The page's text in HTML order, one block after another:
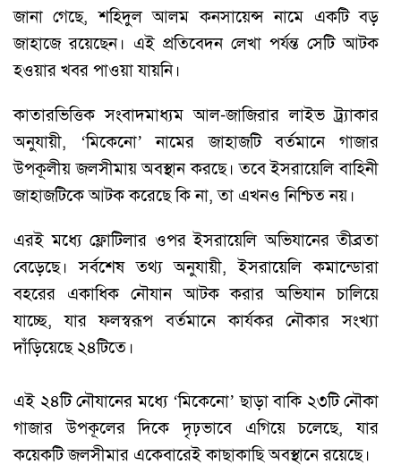
জানা গেছে, শহিদুল আলম কনসায়েন্স নামে একটি বড়
জাহাজে রয়েছেন। এই প্রতিবেদন লেখা পর্যন্ত সেটি আটক
হওয়ার খবর পাওয়া যায়নি।
কাতারভিত্তিক সংবাদমাধ্যম আল-জাজিরার লাইভ ট্র্যাকার
অনুযায়ী, ‘মিকেনো’ নামের জাহাজটি বর্তমানে গাজার
উপকূলীয় জলসীমায় অবস্থান করছে। তবে ইসরায়েলি বাহিনী
জাহাজটিকে আটক করেছে কি না, তা এখনও নিশ্চিত নয়।
এরই মধ্যে ফ্লোটিলার ওপর ইসরায়েলি অভিযানের তীব্রতা
বেড়েছে। সর্বশেষ তথ্য অনুযায়ী, ইসরায়েলি কমান্ডোরা
বহরের একাধিক নৌযান আটক করার অভিযান চালিয়ে
যাচ্ছে, যার ফলস্বরূপ বর্তমানে কার্যকর নৌকার সংখ্যা
দাঁড়িয়েছে ২৪টিতে।
এই ২৪টি নৌযানের মধ্যে ‘মিকেনো’ ছাড়া বাকি ২৩টি নৌকা
গাজার উপকূলের দিকে দৃঢ়ভাবে এগিয়ে চলেছে, যার
কয়েকটি জলসীমার একেবারেই কাছাকাছি অবস্থানে রয়েছে।